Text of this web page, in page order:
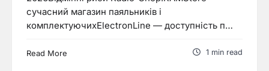
сучасний магазин паяльників і
комплектуючихElectronLine — доступність п…
Read More 1 min read